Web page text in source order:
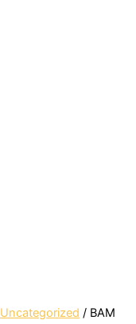
Uncategorized / BAM